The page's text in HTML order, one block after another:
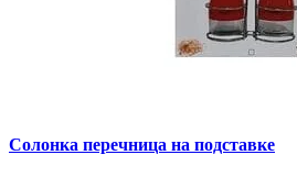
Солонка перечница на подставке